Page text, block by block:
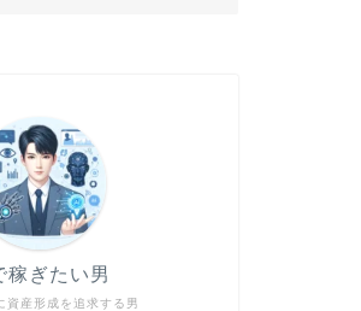
資産形成を追求する男
稼ぎたい男